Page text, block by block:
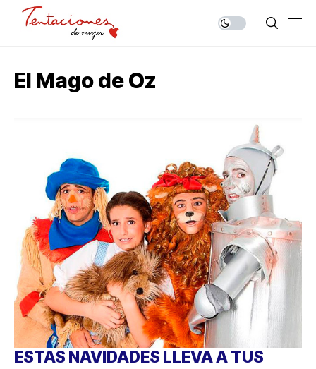
El Mago de Oz
ESTAS NAVIDADES LLEVA A TUS